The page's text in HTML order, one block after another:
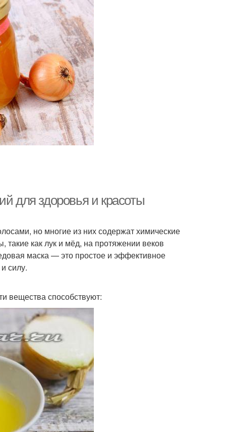
для здоровья и красоты
но многие из них содержат химические
как лук и мёд, на протяжении веков
маска — это простое и эффективное
силу.
вещества способствуют: